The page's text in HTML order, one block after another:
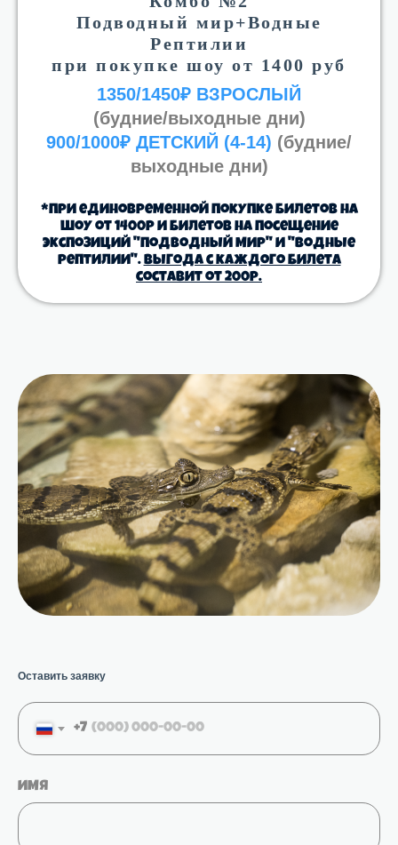
Подводный мир+Водные
Рептилии
при покупке шоу от 1400 руб
1350/1450₽ ВЗРОСЛЫЙ
(будние/выходные дни)
900/1000₽ ДЕТСКИЙ (4-14) (будние/
выходные дни)
*При единовременной покупке билетов на
шоу от 1400р и билетов на посещение
экспозиций "Подводный мир" и "Водные
рептилии".Выгода с каждого билета
составит от 200р.
Оставить заявку
+7
Имя